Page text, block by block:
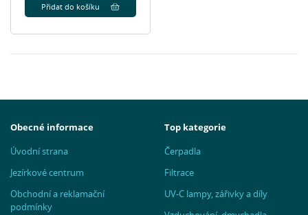
Přidat do košíku
Obecné informace
Úvodní strana
Jezírkové centrum
Obchodní a reklamační
podmínky
Top kategorie
Čerpadla
Filtrace
UV-C lampy, zářivky a díly